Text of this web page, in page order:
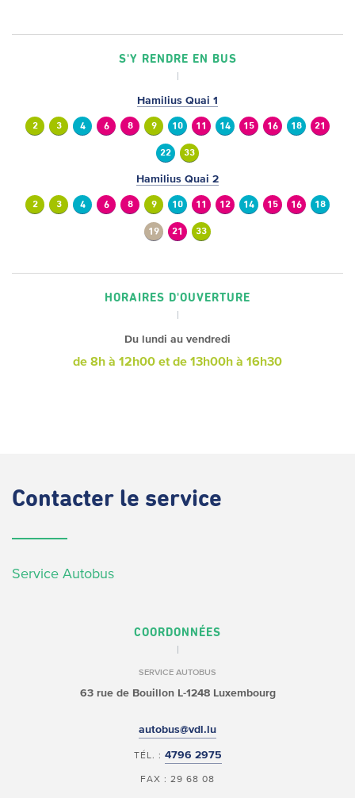
S'Y RENDRE EN BUS
Hamilius Quai 1
2 3 4 6 8 9 10 11 14 15 16 18 21
22 33
Hamilius Quai 2
2 3 4 6 8 9 10 11 12 14 15 16 18
19 21 33
HORAIRES D'OUVERTURE
Du lundi au vendredi
de 8h à 12h00 et de 13h00h à 16h30
Contacter le service
Service Autobus
COORDONNÉES
SERVICE AUTOBUS
63 rue de BouillonL-1248 Luxembourg
autobus@vdl.lu
TÉL. : 4796 2975
FAX : 29 68 08